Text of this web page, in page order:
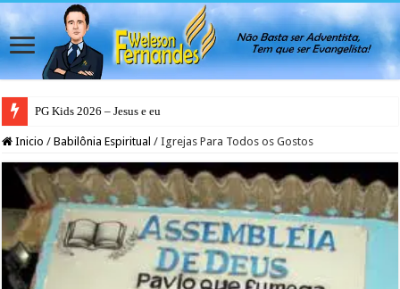
PG Kids 2026 – Jesus e eu
PG Teens 2026 – A Luz do Mundo
Inicio / Babilônia Espiritual / Igrejas Para Todos os Gostos